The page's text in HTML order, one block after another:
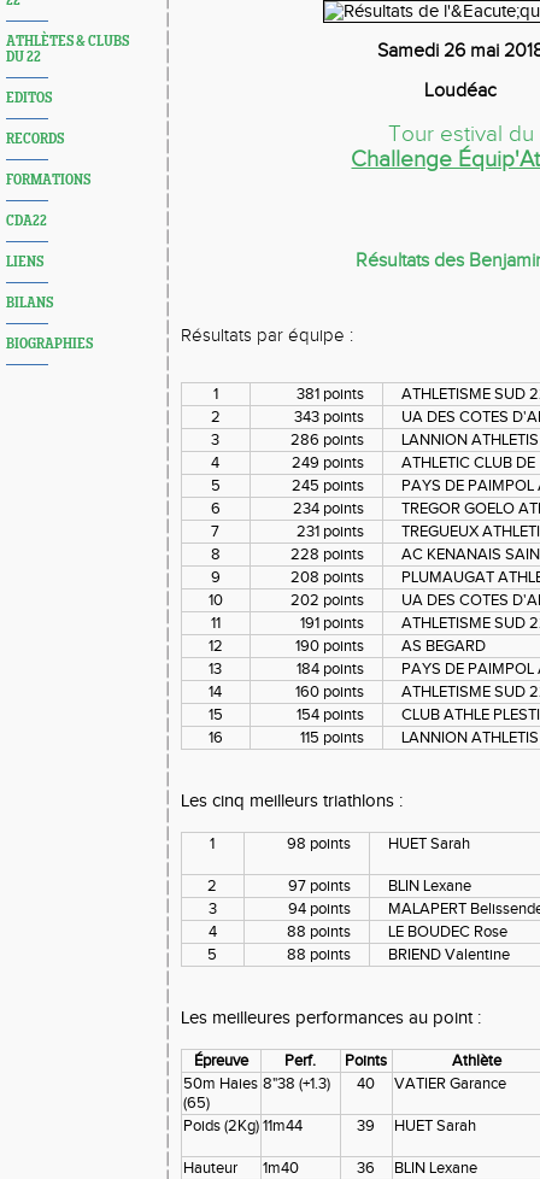
ATHLÈTES & CLUBS
DU 22
EDITOS
RECORDS
FORMATIONS
CDA22
LIENS
BILANS
BIOGRAPHIES
Samedi 26 mai
Loudéac
Tour estival du
Challenge
Résultats des
Résultats par équipe :
1 381 points
ATHLETISME SUD
2
343 points
UA DES COTES
3
286 points
LANNION
4
249 points
ATHLETIC CLUB
5
245 points
PAYS DE PAIMPOL
6
234 points
TREGOR GOELO
7
231 points
TREGUEUX
8
228 points
AC KENANAIS
9
208 points
PLUMAUGAT
10
202 points
UA DES COTES
11
191 points
ATHLETISME SUD
12
190 points
AS BEGARD
13
184 points
PAYS DE PAIMPOL
14
160 points
ATHLETISME SUD
15
154 points
CLUB ATHLE
16
115 points LANNION
Les cinq meilleurs triathlons :
1 98 points HUET Sarah
2 97 points
BLIN Lexane
3
94 points
MALAPERT
4
88 points
LE BOUDEC Rose
5
88 points BRIEND Valentine
Les meilleures performances au point :
Épreuve Perf. Points
Athlète
50m Haies
(65)
8"38 (+1.3) 40 VATIER Garance
Poids (2Kg)11m44 39 HUET Sarah
Hauteur 1m40 36
BLIN Lexane